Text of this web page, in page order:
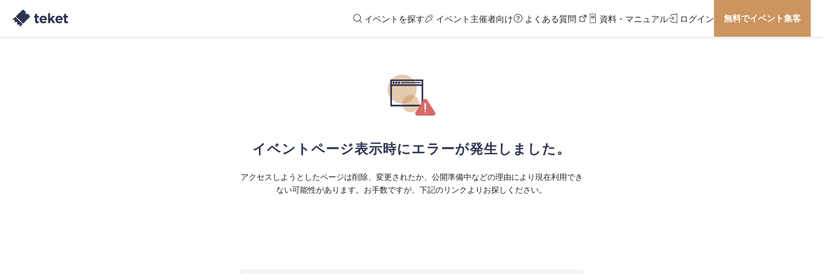
イベントを探す イベント主催者向け よくある質問 資料・マニュアル ログイン 無料でイベント集客
イベントページ表示時にエラーが発生しました。
アクセスしようとしたページは削除、変更されたか、公開準備中などの理由により現在利用でき
ない可能性があります。お手数ですが、下記のリンクよりお探しください。